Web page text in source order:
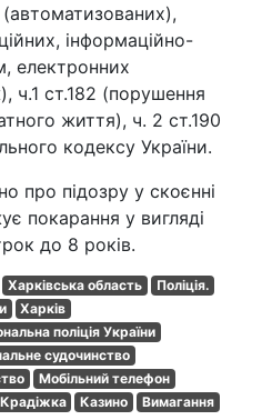
інформаційно-
електронних
ч.1 ст.182 (порушення
життя), ч. 2 ст.190
кодексу України.
про підозру у скоєнні
покарання у вигляді
до 8 років.
Харківська область
Поліція.
Харків
поліція України
судочинство
Мобільний телефон
Крадіжка Казино Вимагання